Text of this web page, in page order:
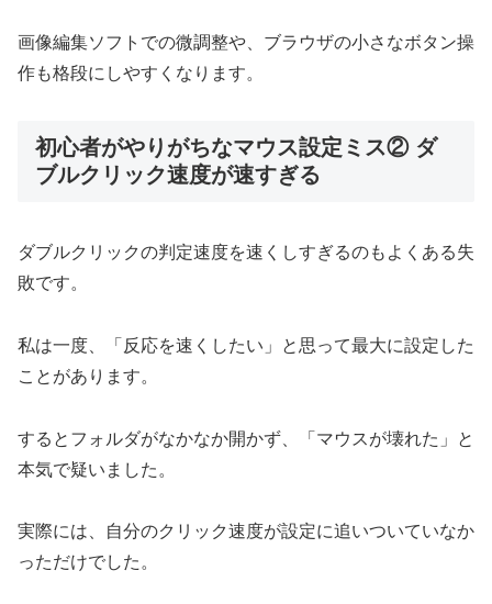
画像編集ソフトでの微調整や、ブラウザの小さなボタン操
作も格段にしやすくなります。
初心者がやりがちなマウス設定ミス② ダ
ブルクリック速度が速すぎる
ダブルクリックの判定速度を速くしすぎるのもよくある失
敗です。
私は一度、「反応を速くしたい」と思って最大に設定した
ことがあります。
するとフォルダがなかなか開かず、「マウスが壊れた」と
本気で疑いました。
実際には、自分のクリック速度が設定に追いついていなか
っただけでした。